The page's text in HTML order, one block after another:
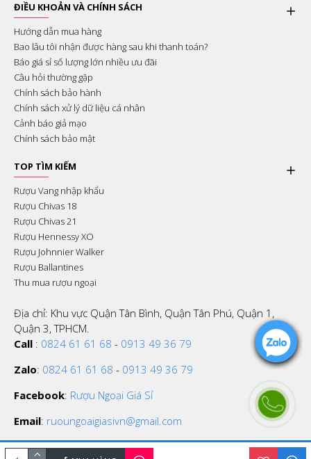
ĐIỀU KHOẢN VÀ CHÍNH SÁCH
Hướng dẫn mua hàng
Bao lâu tôi nhận được hàng sau khi thanh toán?
Báo giá sỉ số lượng lớn nhiều ưu đãi
Câu hỏi thường gặp
Chính sách bảo hành
Chính sách xử lý dữ liệu cá nhân
Cảnh báo giả mạo
Chính sách bảo mật
TOP TÌM KIẾM
Rượu Vang nhập khẩu
Rượu Chivas 18
Rượu Chivas 21
Rượu Hennessy XO
Rượu Johnnier Walker
Rượu Ballantines
Thu mua rượu ngoại
Địa chỉ: Khu vực Quận Tân Bình, Quận Tân Phú, Quận 1,
Quận 3, TPHCM.
Call : 0824 61 61 68 - 0913 49 36 79
Zalo: 0824 61 61 68 - 0913 49 36 79
Facebook: Rượu Ngoại Giá Sỉ
Email: ruoungoaigiasivn@gmail.com